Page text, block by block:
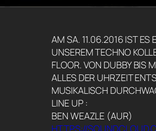
AM SA. 11.06.2016 IST ES
UNSEREM TECHNO
FLOOR. VON DUBBY BIS
ALLES DER UHRZEIT
MUSIKALISCH
LINE UP :
BEN WEAZLE (AUR)